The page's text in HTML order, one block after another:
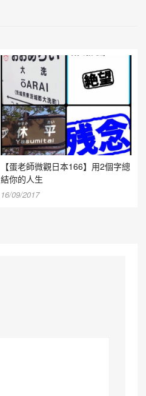
【蛋老師微觀日本166】用2個字總
結你的人生
16/09/2017